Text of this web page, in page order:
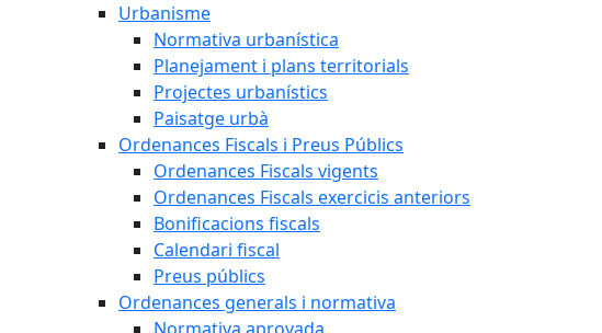
Urbanisme
Normativa urbanística
Planejament i plans territorials
Projectes urbanístics
Paisatge urbà
Ordenances Fiscals i Preus Públics
Ordenances Fiscals vigents
Ordenances Fiscals exercicis anteriors
Bonificacions fiscals
Calendari fiscal
Preus públics
Ordenances generals i normativa